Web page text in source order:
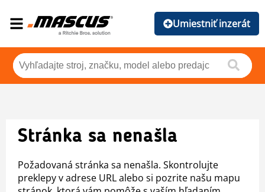
Umiestniť inzerát
Stránka sa nenašla
Požadovaná stránka sa nenašla. Skontrolujte
preklepy v adrese URL alebo si pozrite našu mapu